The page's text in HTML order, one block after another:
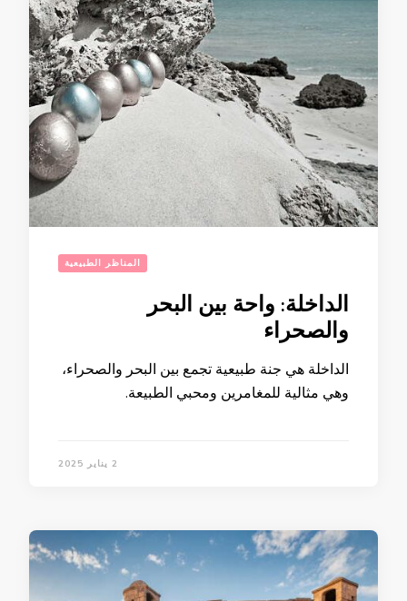
المناظر الطبيعية
الداخلة: واحة بين البحر
والصحراء
الداخلة هي جنة طبيعية تجمع بين البحر والصحراء،
وهي مثالية للمغامرين ومحبي الطبيعة.
2 يناير 2025